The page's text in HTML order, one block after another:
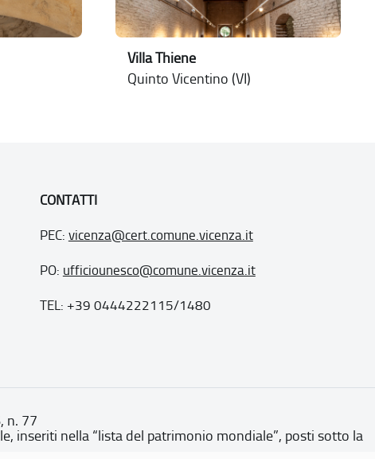
Villa Thiene
Quinto Vicentino (VI)
CONTATTI
PEC: vicenza@cert.comune.vicenza.it
PO: ufficiounesco@comune.vicenza.it
TEL: +39 0444222115/1480
n. 77
inseriti nella “lista del patrimonio mondiale”, posti sotto la